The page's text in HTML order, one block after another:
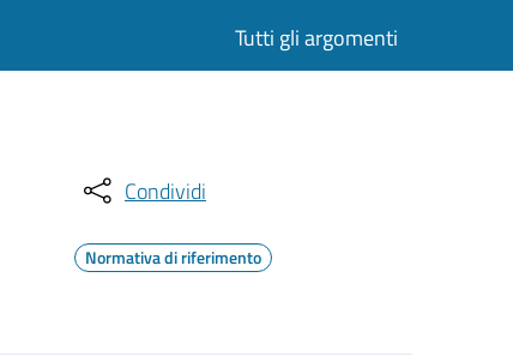
Tutti gli argomenti
Condividi
Normativa di riferimento